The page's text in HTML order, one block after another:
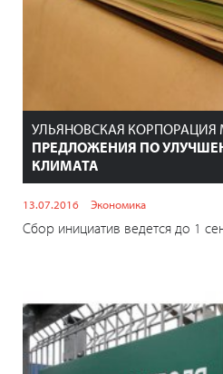
УЛЬЯНОВСКАЯ
ПРЕДЛОЖЕНИЯ ПО
КЛИМАТА
13.07.2016 Экономика
Сбор инициатив ведется до 1